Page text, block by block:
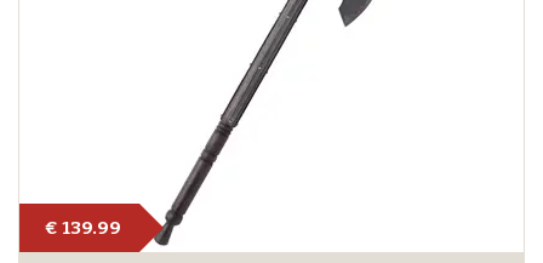
€ 139.99